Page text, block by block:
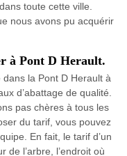
toute cette ville.
nous avons pu acquérir
à Pont D Herault.
la Pont D Herault à
d’abattage de qualité.
pas chères à tous les
du tarif, vous pouvez
En fait, le tarif d’un
de l’arbre, l’endroit où